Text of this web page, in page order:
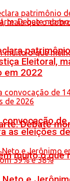
Debate
muito o que
Eleitoral,
em 2022
convocação
as eleições